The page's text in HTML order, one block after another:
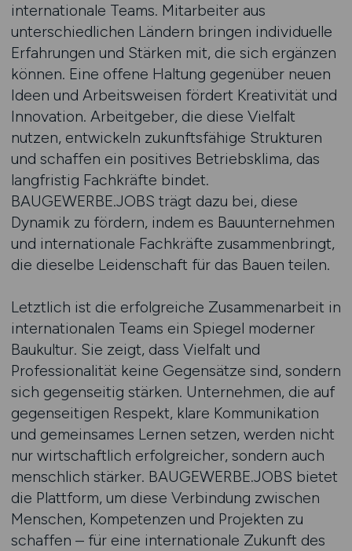
internationale Teams. Mitarbeiter aus
unterschiedlichen Ländern bringen individuelle
Erfahrungen und Stärken mit, die sich ergänzen
können. Eine offene Haltung gegenüber neuen
Ideen und Arbeitsweisen fördert Kreativität und
Innovation. Arbeitgeber, die diese Vielfalt
nutzen, entwickeln zukunftsfähige Strukturen
und schaffen ein positives Betriebsklima, das
langfristig Fachkräfte bindet.
BAUGEWERBE.JOBS trägt dazu bei, diese
Dynamik zu fördern, indem es Bauunternehmen
und internationale Fachkräfte zusammenbringt,
die dieselbe Leidenschaft für das Bauen teilen.
Letztlich ist die erfolgreiche Zusammenarbeit in
internationalen Teams ein Spiegel moderner
Baukultur. Sie zeigt, dass Vielfalt und
Professionalität keine Gegensätze sind, sondern
sich gegenseitig stärken. Unternehmen, die auf
gegenseitigen Respekt, klare Kommunikation
und gemeinsames Lernen setzen, werden nicht
nur wirtschaftlich erfolgreicher, sondern auch
menschlich stärker. BAUGEWERBE.JOBS bietet
die Plattform, um diese Verbindung zwischen
Menschen, Kompetenzen und Projekten zu
schaffen – für eine internationale Zukunft des